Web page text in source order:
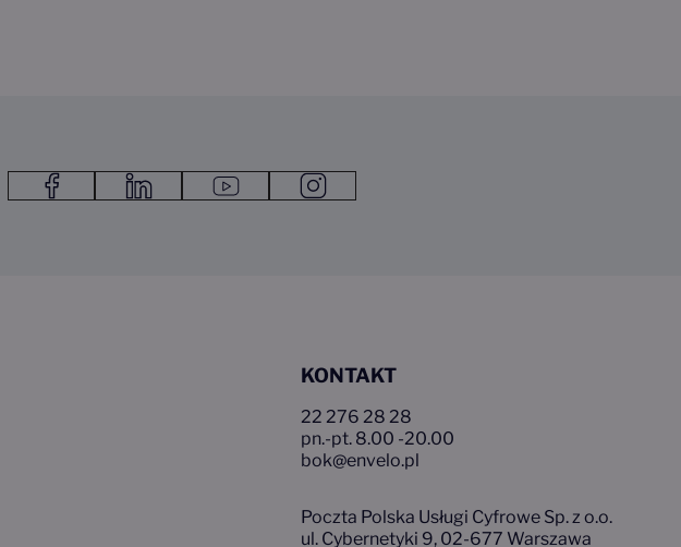
Link do facebook Link otwiera się w nowym oknie przeglądarki
Link do linkedin Link otwiera się w nowym oknie przeglądarki
Link do youtube1Link do instagram1
KONTAKT
22 276 28 28
pn.-pt. 8.00 -20.00
bok@envelo.pl
Poczta Polska Usługi Cyfrowe Sp. z o.o.
ul. Cybernetyki 9, 02-677 Warszawa